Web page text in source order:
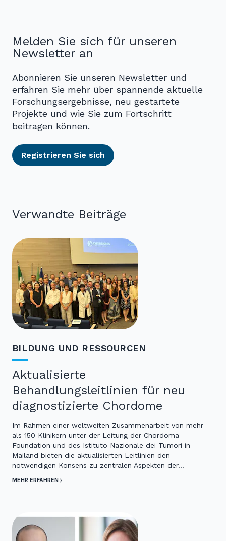
Melden Sie sich für unseren
Newsletter an
Abonnieren Sie unseren Newsletter und
erfahren Sie mehr über spannende aktuelle
Forschungsergebnisse, neu gestartete
Projekte und wie Sie zum Fortschritt
beitragen können.
Registrieren Sie sich
Verwandte Beiträge
BILDUNG UND RESSOURCEN
Aktualisierte
Behandlungsleitlinien für neu
diagnostizierte Chordome
Im Rahmen einer weltweiten Zusammenarbeit von mehr
als 150 Klinikern unter der Leitung der Chordoma
Foundation und des Istituto Nazionale dei Tumori in
Mailand bieten die aktualisierten Leitlinien den
notwendigen Konsens zu zentralen Aspekten der…
MEHR ERFAHREN